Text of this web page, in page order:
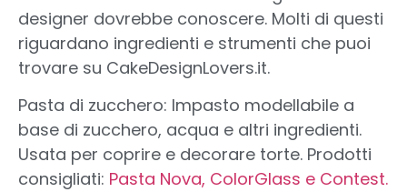
designer dovrebbe conoscere. Molti di questi
riguardano ingredienti e strumenti che puoi
trovare su CakeDesignLovers.it.
Pasta di zucchero: Impasto modellabile a
base di zucchero, acqua e altri ingredienti.
Usata per coprire e decorare torte. Prodotti
consigliati: Pasta Nova, ColorGlass e Contest.